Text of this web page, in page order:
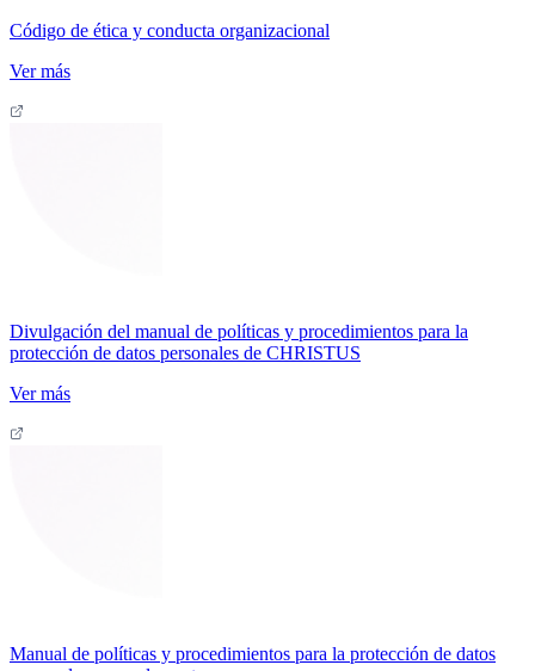
Código de ética y conducta organizacional
Ver más
Divulgación del manual de políticas y procedimientos para la
protección de datos personales de CHRISTUS
Ver más
Manual de políticas y procedimientos para la protección de datos